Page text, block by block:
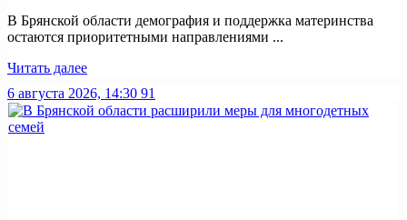
В Брянской области демография и поддержка материнства
остаются приоритетными направлениями ...
Читать далее
6 августа 2026, 14:30 91